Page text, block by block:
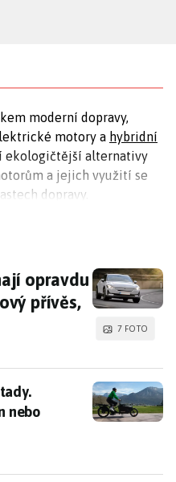
moderní dopravy,
motory a hybridní
ekologičtější alternativy
a jejich využití se
dopravy.
a elektrické
Čínská
přístup, kde elektrický
motor slouží jako
řešení pro lepší
se segment,
s elektrickým
"ZF Bike Eco System,"
opravdu sílu.
opravdu
přívěs,
7 FOTO
Zapomeňte na
nebo